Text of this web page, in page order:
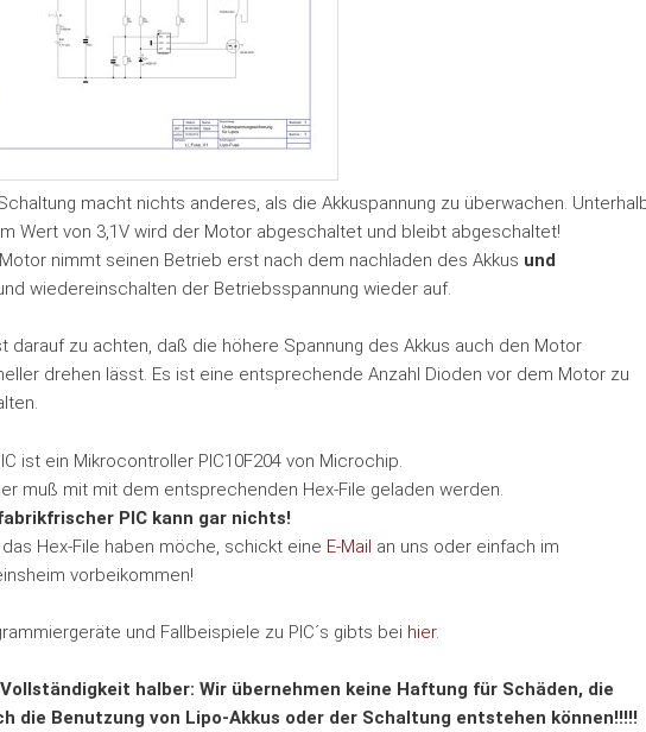
macht nichts anderes, als die Akkuspannung zu überwachen.
Wert von 3,1V wird der Motor abgeschaltet und bleibt abgeschaltet!
nimmt seinen Betrieb erst nach dem nachladen des Akkus und
wiedereinschalten der Betriebsspannung wieder auf.
darauf zu achten, daß die höhere Spannung des Akkus auch den Motor
drehen lässt. Es ist eine entsprechende Anzahl Dioden vor dem Motor zu
ist ein Mikrocontroller PIC10F204 von Microchip.
muß mit mit dem entsprechenden Hex-File geladen werden.
PIC kann gar nichts!
Hex-File haben möche, schickt eine E-Mail an uns oder einfach im
vorbeikommen!
und Fallbeispiele zu PIC´s gibts bei hier.
Vollständigkeit halber: Wir übernehmen keine Haftung für Schäden, die
die Benutzung von Lipo-Akkus oder der Schaltung entstehen können!!!!!